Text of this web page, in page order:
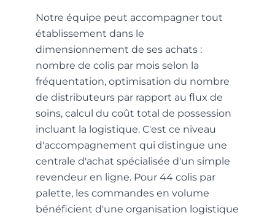
Notre équipe peut accompagner tout
établissement dans le
dimensionnement de ses achats :
nombre de colis par mois selon la
fréquentation, optimisation du nombre
de distributeurs par rapport au flux de
soins, calcul du coût total de possession
incluant la logistique. C'est ce niveau
d'accompagnement qui distingue une
centrale d'achat spécialisée d'un simple
revendeur en ligne. Pour 44 colis par
palette, les commandes en volume
bénéficient d'une organisation logistique